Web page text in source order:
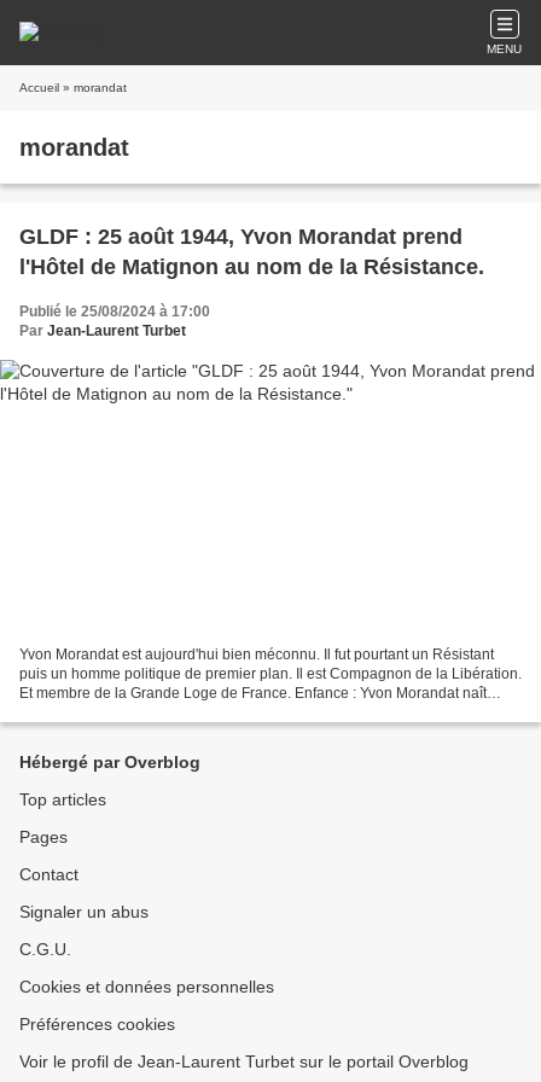
MENU
Accueil » morandat
morandat
GLDF : 25 août 1944, Yvon Morandat prend
l'Hôtel de Matignon au nom de la Résistance.
Publié le 25/08/2024 à 17:00
Par Jean-Laurent Turbet
Yvon Morandat est aujourd'hui bien méconnu. Il fut pourtant un Résistant
puis un homme politique de premier plan. Il est Compagnon de la Libération.
Et membre de la Grande Loge de France. Enfance : Yvon Morandat naît
Hébergé par Overblog
Top articles
Pages
Contact
Signaler un abus
C.G.U.
Cookies et données personnelles
Préférences cookies
Voir le profil de Jean-Laurent Turbet sur le portail Overblog